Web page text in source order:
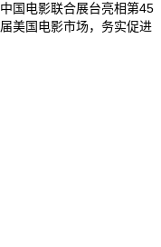
中国电影联合展台亮相第45
届美国电影市场，务实促进